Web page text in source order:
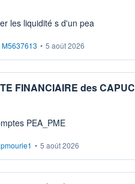
les liquidité s d'un pea
M5637613 • 5 août 2026
FINANCIAIRE des
aux comptes PEA_PME
pmourie1 • 5 août 2026